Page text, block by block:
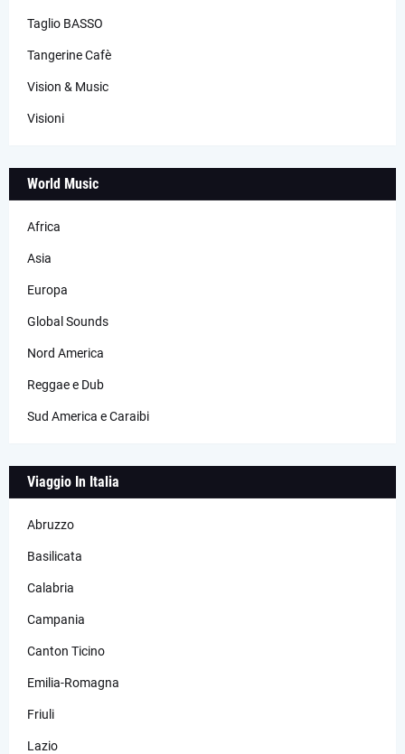
Taglio BASSO
Tangerine Cafè
Vision & Music
Visioni
World Music
Africa
Asia
Europa
Global Sounds
Nord America
Reggae e Dub
Sud America e Caraibi
Viaggio In Italia
Abruzzo
Basilicata
Calabria
Campania
Canton Ticino
Emilia-Romagna
Friuli
Lazio